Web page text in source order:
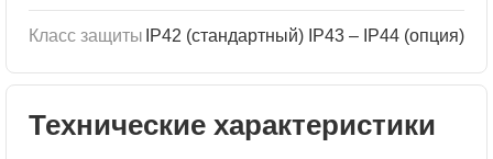
Класс защиты IP42 (стандартный) IP43 – IP44 (опция)
Технические характеристики